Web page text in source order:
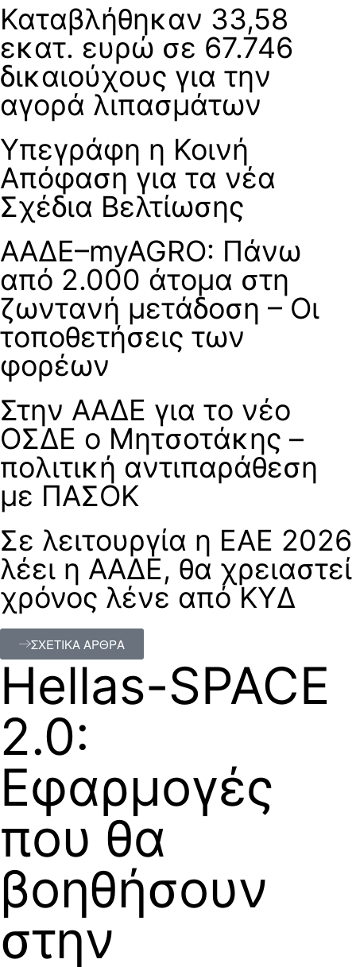
Καταβλήθηκαν 33,58
εκατ. ευρώ σε 67.746
δικαιούχους για την
αγορά λιπασμάτων
Υπεγράφη η Κοινή
Απόφαση για τα νέα
Σχέδια Βελτίωσης
ΑΑΔΕ–myAGRO: Πάνω
από 2.000 άτομα στη
ζωντανή μετάδοση – Οι
τοποθετήσεις των
φορέων
Στην ΑΑΔΕ για το νέο
ΟΣΔΕ ο Μητσοτάκης –
πολιτική αντιπαράθεση
με ΠΑΣΟΚ
Σε λειτουργία η ΕΑΕ 2026
λέει η ΑΑΔΕ, θα χρειαστεί
χρόνος λένε από ΚΥΔ
ΣΧΕΤΙΚΑ ΑΡΘΡΑ
Hellas-SPACE
2.0:
Εφαρμογές
που θα
βοηθήσουν
στην